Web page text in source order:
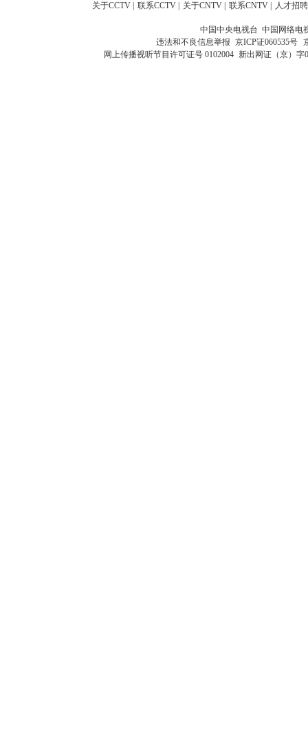
关于CCTV 联系CCTV 关于CNTV 联系CNTV 人才招聘
中国中央电视台 中国网络电
违法和不良信息举报 京ICP证060535号
网上传播视听节目许可证号 0102004 新出网证（京）